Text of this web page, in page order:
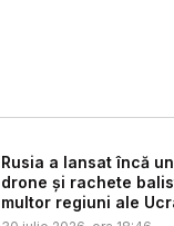
Rusia a lansat încă
drone și rachete
multor regiuni ale